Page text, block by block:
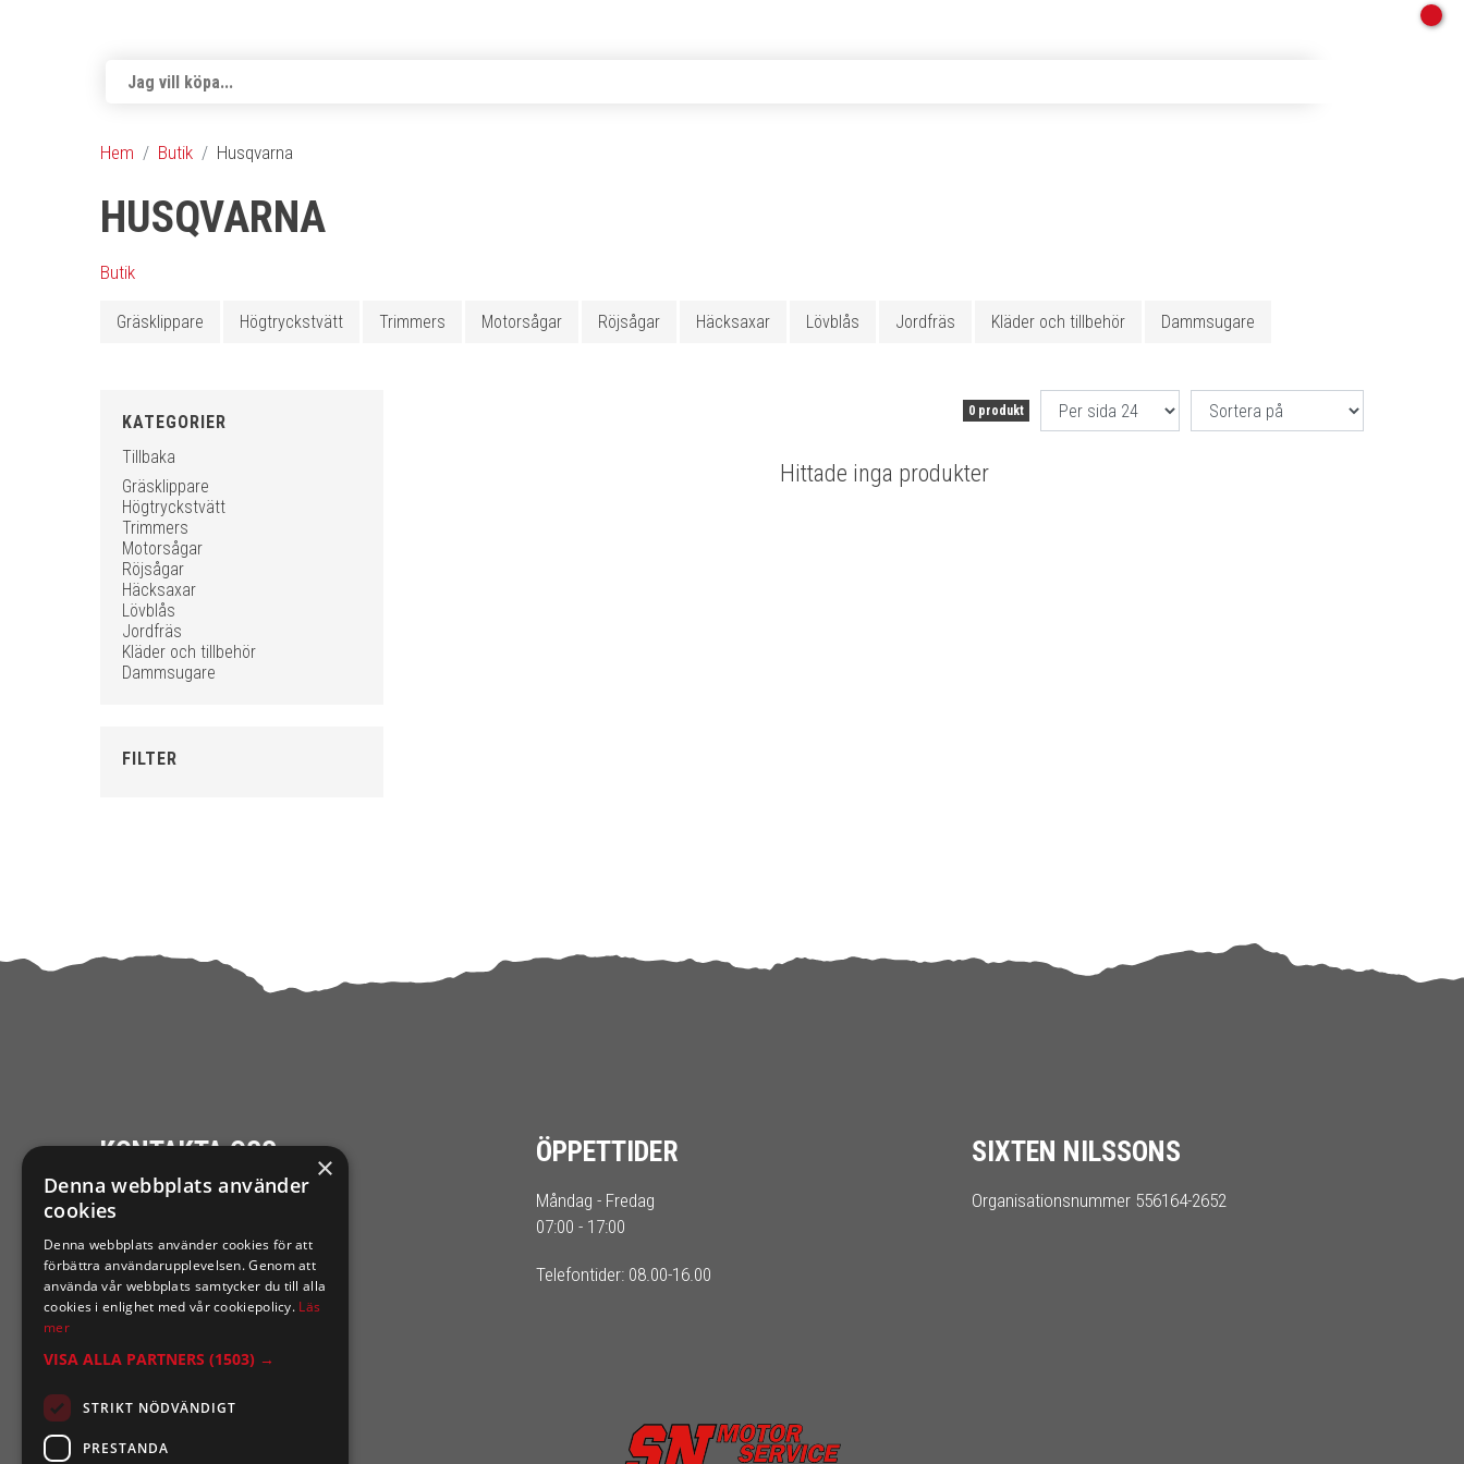
Hem Butik Husqvarna
HUSQVARNA
Butik
Gräsklippare Högtryckstvätt Trimmers Motorsågar Röjsågar Häcksaxar Lövblås Jordfräs Kläder och tillbehör Dammsugare
KATEGORIER
Tillbaka
Gräsklippare
Högtryckstvätt
Trimmers
Motorsågar
Röjsågar
Häcksaxar
Lövblås
Jordfräs
Kläder och tillbehör
Dammsugare
FILTER
0 produkt
Hittade inga produkter
KONTAKTA OSS
Ångra mitt köp
0921-102 09
support@sixtennilssons.com
ÖPPETTIDER
Måndag - Fredag
07:00 - 17:00
Telefontider: 08.00-16.00
SIXTEN NILSSONS
Organisationsnummer 556164-2652
×
Denna webbplats använder
cookies
Denna webbplats använder cookies för att
förbättra användarupplevelsen. Genom att
använda vår webbplats samtycker du till alla
cookies i enlighet med vår cookiepolicy. Läs
mer
VISA ALLA PARTNERS (1503) →
STRIKT NÖDVÄNDIGT
PRESTANDA